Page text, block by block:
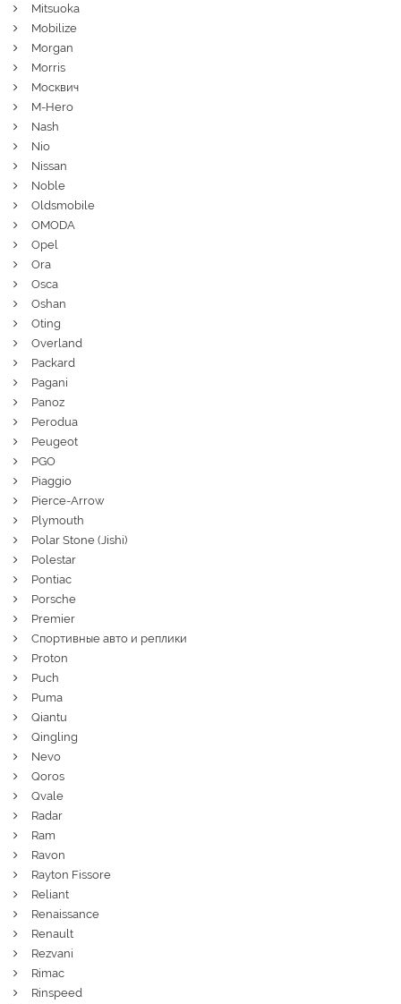
Mitsuoka
Mobilize
Morgan
Morris
Москвич
M-Hero
Nash
Nio
Nissan
Noble
Oldsmobile
OMODA
Opel
Ora
Osca
Oshan
Oting
Overland
Packard
Pagani
Panoz
Perodua
Peugeot
PGO
Piaggio
Pierce-Arrow
Plymouth
Polar Stone (Jishi)
Polestar
Pontiac
Porsche
Premier
Спортивные авто и реплики
Proton
Puch
Puma
Qiantu
Qingling
Nevo
Qoros
Qvale
Radar
Ram
Ravon
Rayton Fissore
Reliant
Renaissance
Renault
Rezvani
Rimac
Rinspeed